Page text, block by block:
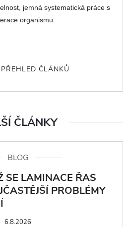
jemná systematická práce s
organismu.
ČLÁNKŮ
ČLÁNKY
BLOG
SE LAMINACE ŘAS
PROBLÉMY
6.8.2026